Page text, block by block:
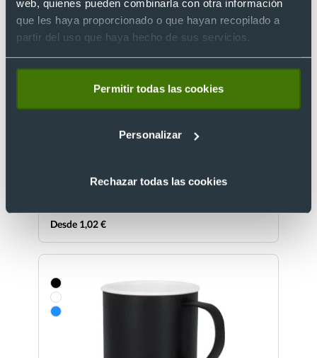
web, quienes pueden combinarla con otra información
que les haya proporcionado o que hayan recopilado a
partir del uso que haya hecho de sus servicios.
Permitir todas las cookies
Personalizar
Rechazar todas las cookies
Taza cerámica sublimación con base biselada
Desde 1,02 €